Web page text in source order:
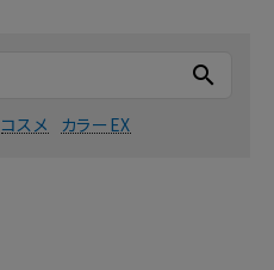
search
コスメ カラーEX